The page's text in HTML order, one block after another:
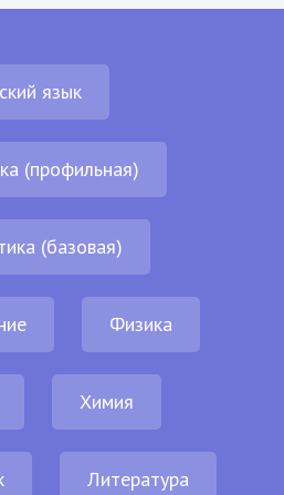
язык
(профильная)
(базовая)
Физика
Химия
Литература